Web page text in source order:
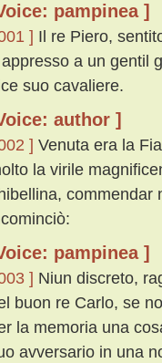
pampinea ]
] Il re Piero,
a un gentil
suo cavaliere.
author ]
] Venuta era la
la virile
commendar
pampinea ]
] Niun discreto,
buon re Carlo, se
la memoria una
avversario in una